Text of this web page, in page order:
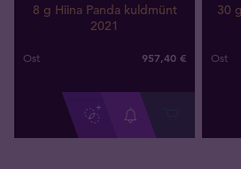
8 g Hiina Panda kuldmünt
2021
Ost 957,40 €
30
Ost